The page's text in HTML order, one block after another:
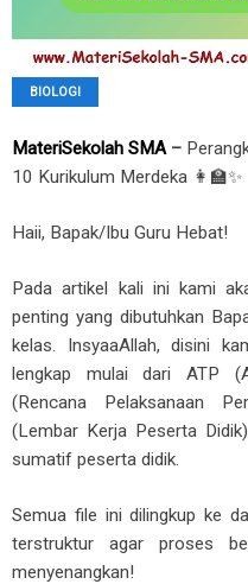
BIOLOGI
MateriSekolah SMA–
10 Kurikulum Merdeka 👩‍🏫✨
Haii, Bapak/Ibu Guru Hebat!
Pada artikel kali ini kami
penting yang dibutuhkan
kelas. InsyaaAllah, disini
lengkap mulai dari ATP
(Rencana Pelaksanaan
(Lembar Kerja Peserta
sumatif peserta didik.
Semua file ini dilingkup ke
terstruktur agar proses
menyenangkan!